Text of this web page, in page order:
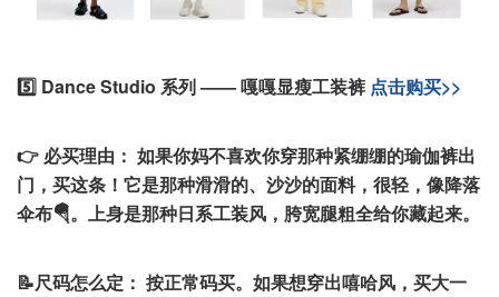
5️⃣ Dance Studio 系列 —— 嘎嘎显瘦工装裤 点击购买>>
👉 必买理由： 如果你妈不喜欢你穿那种紧绷绷的瑜伽裤出
门，买这条！它是那种滑滑的、沙沙的面料，很轻，像降落
伞布🪂。上身是那种日系工装风，胯宽腿粗全给你藏起来。
📝尺码怎么定： 按正常码买。如果想穿出嘻哈风，买大一